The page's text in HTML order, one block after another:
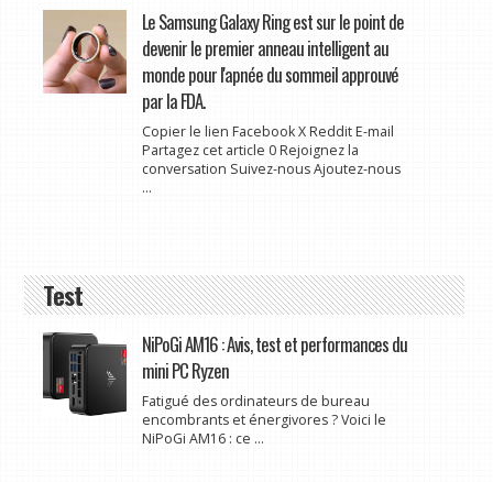
Le Samsung Galaxy Ring est sur le point de
devenir le premier anneau intelligent au
monde pour l'apnée du sommeil approuvé
par la FDA.
Copier le lien Facebook X Reddit E-mail
Partagez cet article 0 Rejoignez la
conversation Suivez-nous Ajoutez-nous
...
Test
NiPoGi AM16 : Avis, test et performances du
mini PC Ryzen
Fatigué des ordinateurs de bureau
encombrants et énergivores ? Voici le
NiPoGi AM16 : ce ...